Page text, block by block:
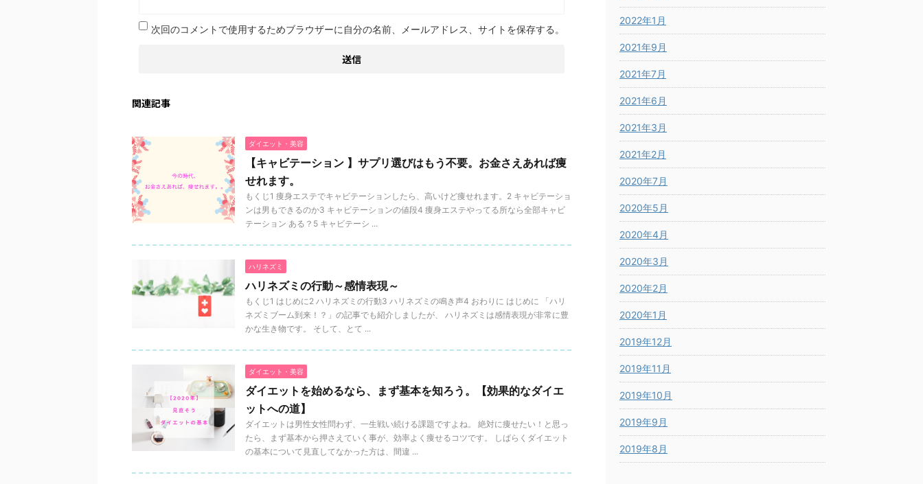
次回のコメントで使用するためブラウザーに自分の名前、メールアドレス、サイトを保存する。
関連記事
ダイエット・美容
【キャビテーション 】サプリ選びはもう不要。お金さえあれば痩
せれます。
もくじ1 痩身エステでキャビテーションしたら、高いけど痩せれます。2 キャビテーショ
ンは男もできるのか3 キャビテーションの値段4 痩身エステやってる所なら全部キャビ
テーション ある？5 キャビテーシ ...
ハリネズミ
ハリネズミの行動～感情表現～
もくじ1 はじめに2 ハリネズミの行動3 ハリネズミの鳴き声4 おわりに はじめに 「ハリ
ネズミブーム到来！？」の記事でも紹介しましたが、 ハリネズミは感情表現が非常に豊
かな生き物です。 そして、とて ...
ダイエット・美容
ダイエットを始めるなら、まず基本を知ろう。【効果的なダイエ
ットへの道】
ダイエットは男性女性問わず、一生戦い続ける課題ですよね。 絶対に痩せたい！と思っ
たら、まず基本から押さえていく事が、効率よく痩せるコツです。 しばらくダイエット
の基本について見直してなかった方は、間違 ...
2022年1月
2021年9月
2021年7月
2021年6月
2021年3月
2021年2月
2020年7月
2020年5月
2020年4月
2020年3月
2020年2月
2020年1月
2019年12月
2019年11月
2019年10月
2019年9月
2019年8月